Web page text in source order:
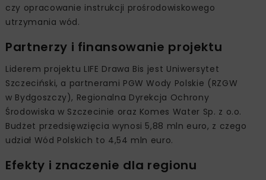
czy opracowanie instrukcji prośrodowiskowego
utrzymania wód.
Partnerzy i finansowanie projektu
Liderem projektu LIFE Drawa Bis jest Uniwersytet
Szczeciński, a partnerami PGW Wody Polskie (RZGW
w Bydgoszczy), Regionalna Dyrekcja Ochrony
Środowiska w Szczecinie oraz Komes Water Sp. z o.o.
Budżet przedsięwzięcia wynosi 5,88 mln euro, z czego
udział Wód Polskich to 4,54 mln euro.
Efekty i znaczenie dla regionu